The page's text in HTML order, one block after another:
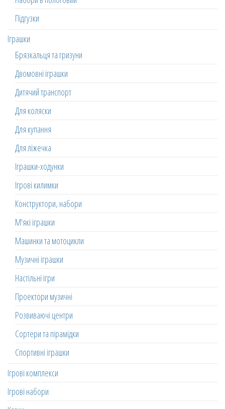
Підгузки
Іграшки
Брязкальця та гризуни
Двомовні іграшки
Дитячий транспорт
Для коляски
Для купання
Для ліжечка
Іграшки-ходунки
Ігрові килимки
Конструктори, набори
М'які іграшки
Машинки та мотоцикли
Музичні іграшки
Настільні ігри
Проектори музичні
Розвиваючі центри
Сортери та пірамідки
Спортивні іграшки
Ігрові комплекси
Ігрові набори